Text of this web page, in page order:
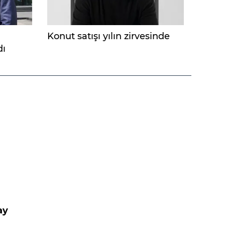
Konut satışı yılın zirvesinde